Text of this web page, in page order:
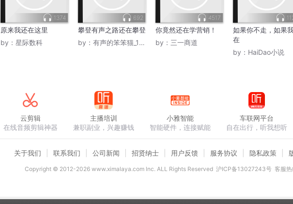
1374
原来我还在这里
by： 星际数科
692
攀登有声之路还在攀登
by： 有声的笨笨猫_1019K
4517
你竟然还在学营销！
by： 三一商道
如果你不走，如果
在
by： HaiDao小说
云剪辑
在线音频剪辑神器
主播培训
兼职副业，兴趣赚钱
小雅智能
智能硬件，连接赋能
车联网平台
自在出行，听我想听
关于我们 联系我们 公司新闻 招贤纳士 用户反馈 服务协议 隐私政策
Copyright © 2012-2026www.ximalaya.com lnc. ALL Rights Reserved 沪ICP备13027243号 客服